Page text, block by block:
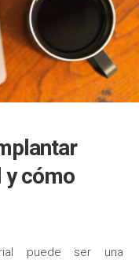
y cómo
puede ser una